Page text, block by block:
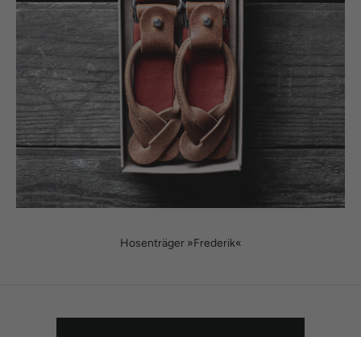
Hosenträger »Frederik«